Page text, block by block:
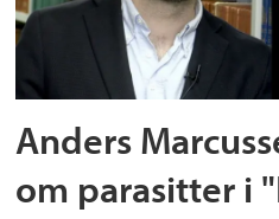
Anders
om parasitter i